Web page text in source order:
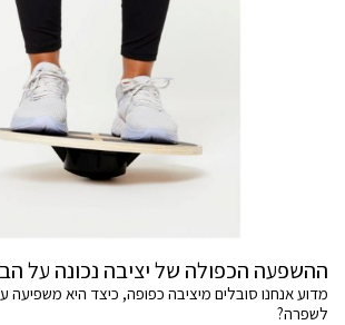
ההשפעה הכפולה של יציבה נכונה על
מדוע אנחנו סובלים מיציבה כפופה, כיצד היא משפיעה
לשפרה?